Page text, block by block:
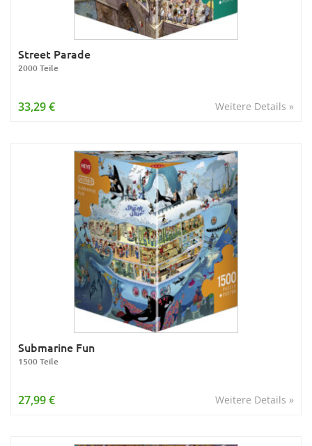
Street Parade
2000 Teile
Weitere Details »
33,29 €
Submarine Fun
1500 Teile
Weitere Details »
27,99 €